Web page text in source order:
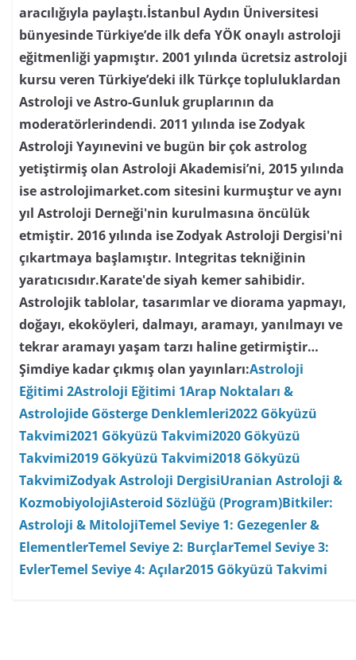
aracılığıyla paylaştı.İstanbul Aydın Üniversitesi
bünyesinde Türkiye’de ilk defa YÖK onaylı astroloji
eğitmenliği yapmıştır. 2001 yılında ücretsiz astroloji
kursu veren Türkiye’deki ilk Türkçe topluluklardan
Astroloji ve Astro-Gunluk gruplarının da
moderatörlerindendi. 2011 yılında ise Zodyak
Astroloji Yayınevini ve bugün bir çok astrolog
yetiştirmiş olan Astroloji Akademisi’ni, 2015 yılında
ise astrolojimarket.com sitesini kurmuştur ve aynı
yıl Astroloji Derneği'nin kurulmasına öncülük
etmiştir. 2016 yılında ise Zodyak Astroloji Dergisi'ni
çıkartmaya başlamıştır. Integritas tekniğinin
yaratıcısıdır.Karate'de siyah kemer sahibidir.
Astrolojik tablolar, tasarımlar ve diorama yapmayı,
doğayı, ekoköyleri, dalmayı, aramayı, yanılmayı ve
tekrar aramayı yaşam tarzı haline getirmiştir…
Şimdiye kadar çıkmış olan yayınları:Astroloji
Eğitimi 2Astroloji Eğitimi 1Arap Noktaları &
Astrolojide Gösterge Denklemleri2022 Gökyüzü
Takvimi2021 Gökyüzü Takvimi2020 Gökyüzü
Takvimi2019 Gökyüzü Takvimi2018 Gökyüzü
TakvimiZodyak Astroloji DergisiUranian Astroloji &
KozmobiyolojiAsteroid Sözlüğü (Program)Bitkiler:
Astroloji & MitolojiTemel Seviye 1: Gezegenler &
ElementlerTemel Seviye 2: BurçlarTemel Seviye 3:
EvlerTemel Seviye 4: Açılar2015 Gökyüzü Takvimi